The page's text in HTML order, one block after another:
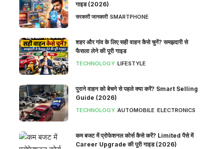
गाइड (2026)
सरकारी जानकारी SMARTPHONE
शहर और गांव के लिए सही वाहन कैसे चुनें? समझदारी से
फैसला लेने की पूरी गाइड
TECHNOLOGY LIFESTYLE
पुराने वाहन को बेचने से पहले क्या करें? Smart Selling
Guide (2026)
TECHNOLOGY AUTOMOBILE ELECTRONICS
कम बजट में प्रोफेशनल कोर्स कैसे करें? Limited पैसे में
Career Upgrade की पूरी गाइड (2026)